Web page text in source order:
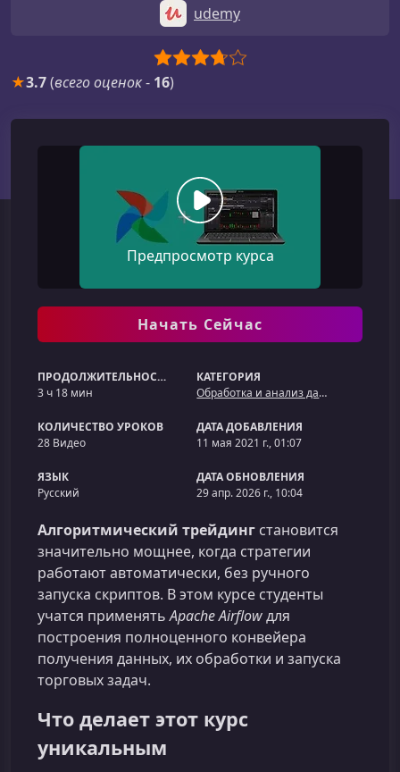
udemy
★3.7(всего оценок- 16)
Предпросмотр курса
Начать Сейчас
ПРОДОЛЖИТЕЛЬНОСТЬ
3 ч 18 мин
КАТЕГОРИЯ
Обработка и анализ данных
КОЛИЧЕСТВО УРОКОВ
28 Видео
ДАТА ДОБАВЛЕНИЯ
11 мая 2021 г., 01:07
ЯЗЫК
Русский
ДАТА ОБНОВЛЕНИЯ
29 апр. 2026 г., 10:04
Алгоритмический трейдинг становится
значительно мощнее, когда стратегии
работают автоматически, без ручного
запуска скриптов. В этом курсе студенты
учатся применятьApache Airflowдля
построения полноценного конвейера
получения данных, их обработки и запуска
торговых задач.
Что делает этот курс
уникальным